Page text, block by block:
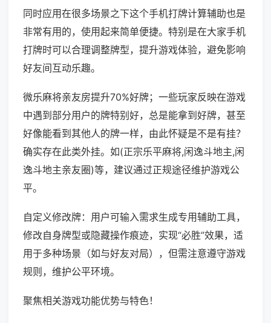
同时应用在很多场景之下这个手机打牌计算辅助也是
非常有用的，使用起来简单便捷。特别是在大家手机
打牌时可以合理调整牌型，提升游戏体验，避免影响
好友间互动乐趣。
微乐麻将亲友房提升70%好牌；一些玩家反映在游戏
中遇到部分用户的牌特别好，总是能拿到好牌，甚至
好像能看到其他人的牌一样，由此怀疑是不是有挂？
确实存在此类外挂。如(正宗乐平麻将,闲逸斗地主,闲
逸斗地主亲友圈)等，建议通过正规途径维护游戏公
平。
自定义修改牌：用户可输入需求生成专用辅助工具，
修改自身牌型或隐藏操作痕迹，实现“必胜”效果，适
用于多种场景（如与好友对局），但需注意遵守游戏
规则，维护公平环境。
聚焦相关游戏功能优势与特色！